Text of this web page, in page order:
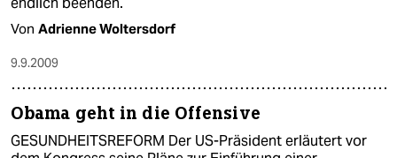
Von Adrienne Woltersdorf
9.9.2009
Obama geht in die Offensive
GESUNDHEITSREFORM Der US-Präsident erläutert vor